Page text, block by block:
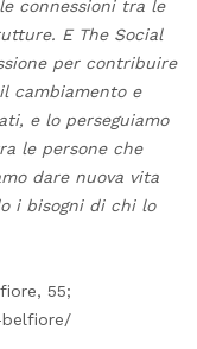
connessioni tra le
E The Social
per contribuire
cambiamento e
e lo perseguiamo
le persone che
dare nuova vita
i bisogni di chi lo
55;